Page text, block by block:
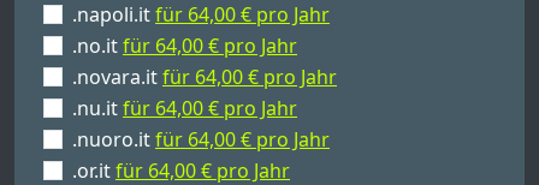
.napoli.itfür 64,00 € pro Jahr
.no.itfür 64,00 € pro Jahr
.novara.itfür 64,00 € pro Jahr
.nu.itfür 64,00 € pro Jahr
.nuoro.itfür 64,00 € pro Jahr
.or.itfür 64,00 € pro Jahr